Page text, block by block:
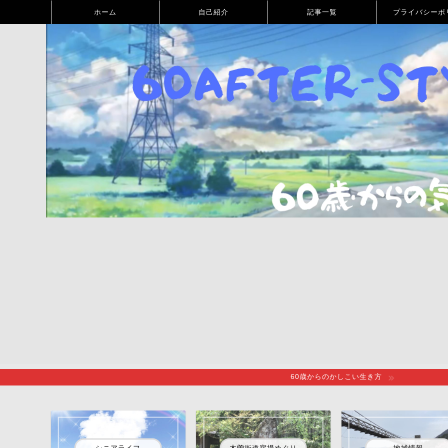
ホーム 自己紹介 記事一覧 プライバシーポ
60歳からのかしこい生き方